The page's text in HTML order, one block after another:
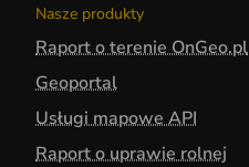
Nasze produkty
Raport o terenie OnGeo.pl
Geoportal
Usługi mapowe API
Raport o uprawie rolnej